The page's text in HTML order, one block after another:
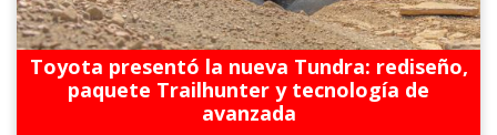
Toyota presentó la nueva Tundra: rediseño,
paquete Trailhunter y tecnología de
avanzada